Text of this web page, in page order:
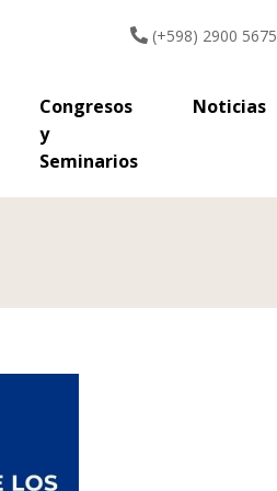
Seminarios
(+598) 2900 5675
Congresos
y
Seminarios
Noticias